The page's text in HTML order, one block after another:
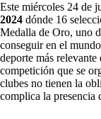
Este miércoles 24 de
2024 dónde 16
Medalla de Oro, uno
conseguir en el
deporte más
competición que se
clubes no tienen la
complica la presencia